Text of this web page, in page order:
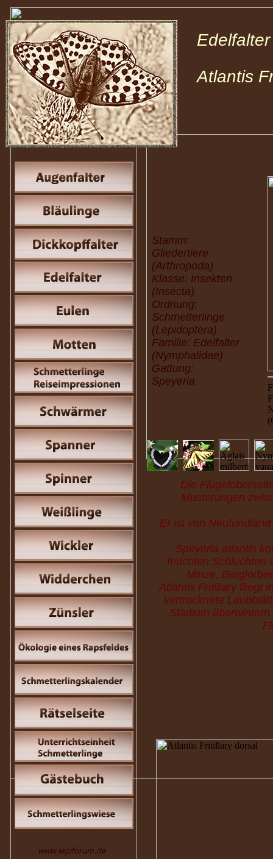
www.lepiforum.de
Atlantis
Stamm:
Gliedertiere
(Arthropoda)
Klasse: Insekten
(Insecta)
Ordnung:
Schmetterlinge
(Lepidoptera)
Familie: Edelfalter
(Nymphalidae)
Gattung:
Speyeria
Die
Musterungen
Er ist von
Speyeria atlantis
feuchten Schluchten
Minze,
Atlantis Fritillary fliegt
vertrocknete
Stadium